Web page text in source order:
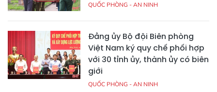
QUỐC PHÒNG - AN NINH
Đảng ủy Bộ đội Biên phòng
Việt Nam ký quy chế phối hợp
với 30 tỉnh ủy, thành ủy có biên
giới
QUỐC PHÒNG - AN NINH